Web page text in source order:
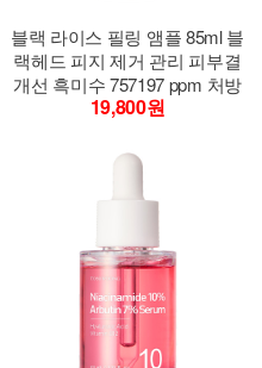
블랙 라이스 필링 앰플 85ml 블
랙헤드 피지 제거 관리 피부결
개선 흑미수 757197 ppm 처방
19,800원